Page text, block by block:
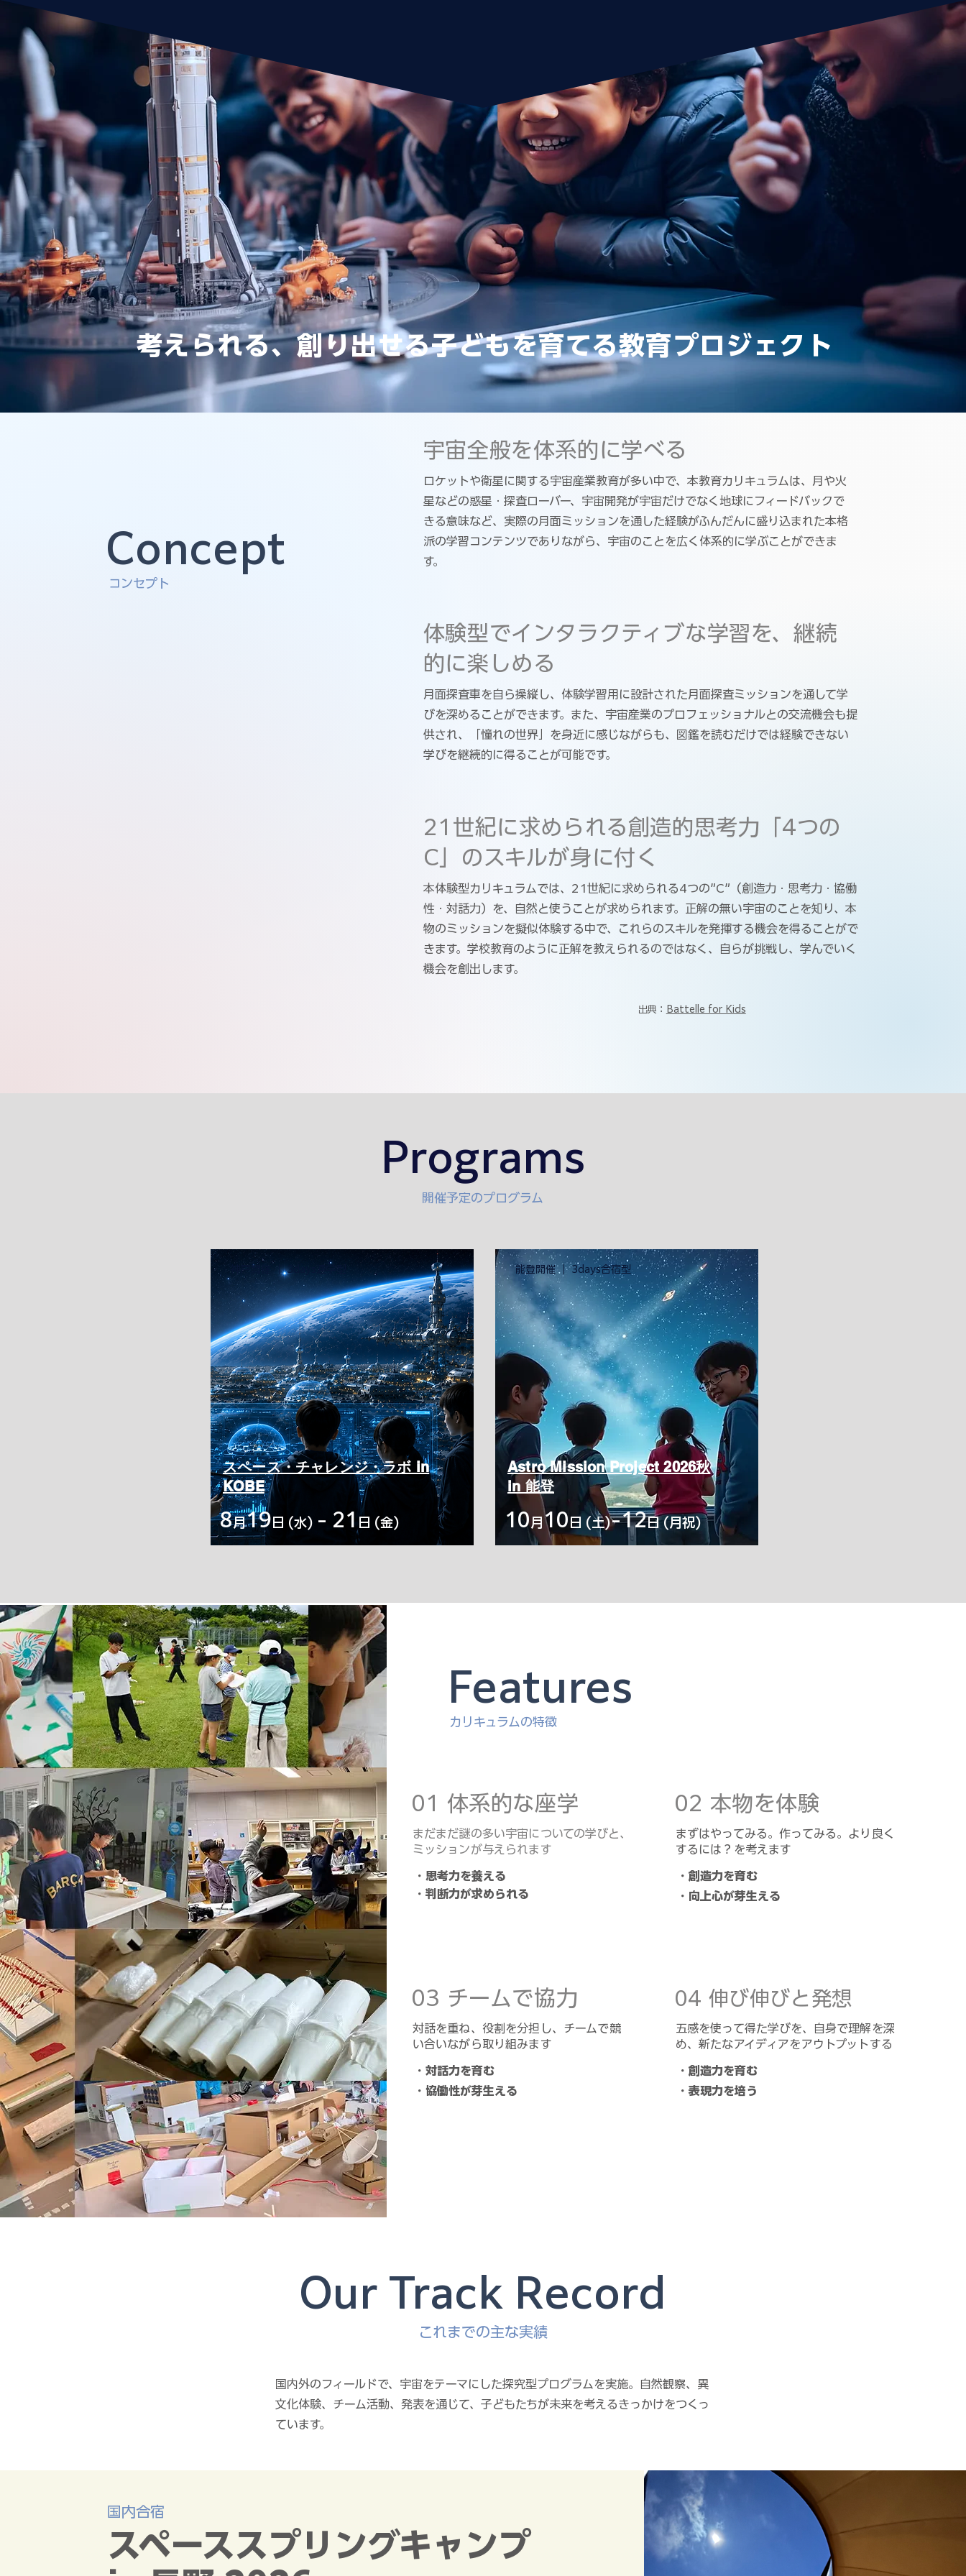
考えられる、創り出せる子どもを育てる教育プロジェクト
Concept
コンセプト
宇宙全般を体系的に学べる
ロケットや衛星に関する宇宙産業教育が多い中で、本教育カリキュラムは、月や火
星などの惑星・探査ローバー、宇宙開発が宇宙だけでなく地球にフィードバックで
きる意味など、実際の月面ミッションを通した経験がふんだんに盛り込まれた本格
派の学習コンテンツでありながら、宇宙のことを広く体系的に学ぶことができま
す。
体験型でインタラクティブな学習を、継続
的に楽しめる
月面探査車を自ら操縦し、体験学習用に設計された月面探査ミッションを通して学
びを深めることができます。また、宇宙産業のプロフェッショナルとの交流機会も提
供され、「憧れの世界」を身近に感じながらも、図鑑を読むだけでは経験できない
学びを継続的に得ることが可能です。
21世紀に求められる創造的思考力「4つの
C」のスキルが身に付く
本体験型カリキュラムでは、21世紀に求められる4つの”C”（創造力・思考力・協働
性・対話力）を、自然と使うことが求められます。正解の無い宇宙のことを知り、本
物のミッションを擬似体験する中で、これらのスキルを発揮する機会を得ることがで
きます。学校教育のように正解を教えられるのではなく、自らが挑戦し、学んでいく
機会を創出します。
出典： Battelle for Kids
Programs
開催予定のプログラム
神戸開催 ｜ 3days通学型
スペース・チャレンジ・ラボ in
KOBE
8月19 日 (水) - 21 日 (金)
能登開催 ｜ 3days合宿型
Astro Mission Project 2026秋
in 能登
10 月 10 日 (土)-12日 (月祝)
Features
カリキュラムの特徴
01 体系的な座学
まだまだ謎の多い宇宙についての学びと、
ミッションが与えられます
・思考力を養える
​・判断力が求められる
02 本物を体験
まずはやってみる。作ってみる。より良く
するには？を考えます
・創造力を育む
・向上心が芽生える
03 チームで協力
​対話を重ね、役割を分担し、チームで競
い合いながら取り組みます
・対話力を育む
・協働性が芽生える
04 伸び伸び​と発想
五感を使って得た学びを、自身で理解を深
め、新たなアイディアをアウトプットする
・創造力を育む
​・表現力を培う
Our Track Record
これまでの主な実績
国内外のフィールドで、宇宙をテーマにした探究型プログラムを実施。自然観察、異
文化体験、チーム活動、発表を通じて、子どもたちが未来を考えるきっかけをつくっ
ています。
国内合宿
スペーススプリングキャンプ